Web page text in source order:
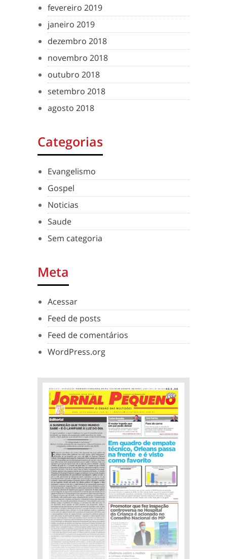
fevereiro 2019
janeiro 2019
dezembro 2018
novembro 2018
outubro 2018
setembro 2018
agosto 2018
Categorias
Evangelismo
Gospel
Noticias
Saude
Sem categoria
Meta
Acessar
Feed de posts
Feed de comentários
WordPress.org